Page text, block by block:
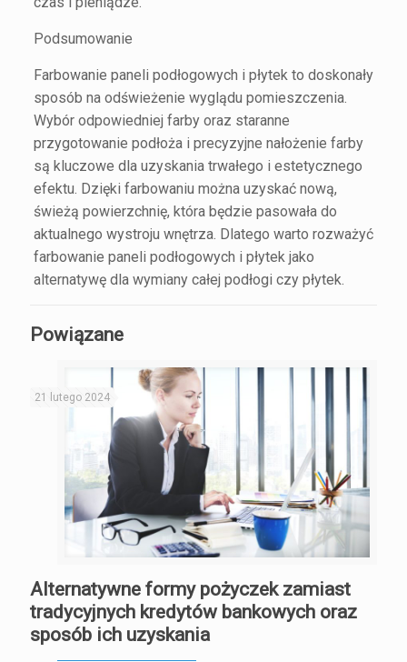
Podsumowanie
Farbowanie paneli podłogowych i płytek to doskonały
sposób na odświeżenie wyglądu pomieszczenia.
Wybór odpowiedniej farby oraz staranne
przygotowanie podłoża i precyzyjne nałożenie farby
są kluczowe dla uzyskania trwałego i estetycznego
efektu. Dzięki farbowaniu można uzyskać nową,
świeżą powierzchnię, która będzie pasowała do
aktualnego wystroju wnętrza. Dlatego warto rozważyć
farbowanie paneli podłogowych i płytek jako
alternatywę dla wymiany całej podłogi czy płytek.
Powiązane
21 lutego 2024
Alternatywne formy pożyczek zamiast
tradycyjnych kredytów bankowych oraz
sposób ich uzyskania